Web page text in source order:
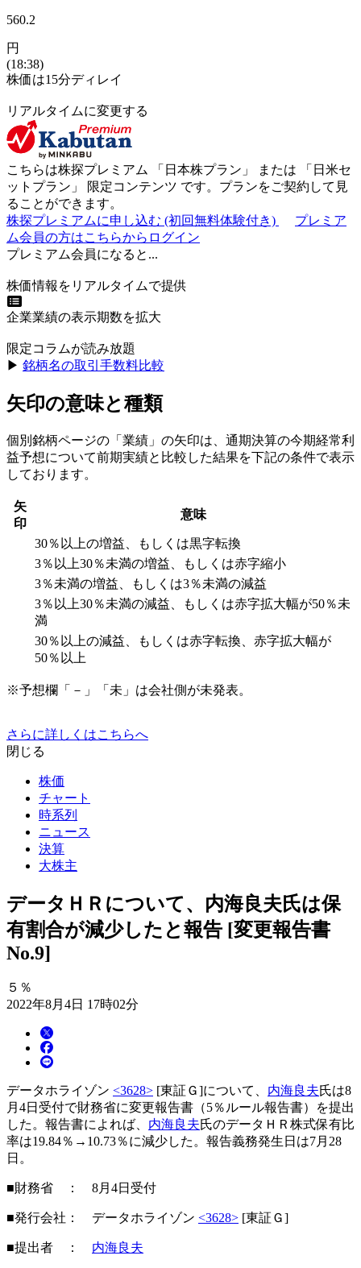
560.2
円
(18:38)
株価は15分ディレイ
リアルタイムに変更する
こちらは株探プレミアム 「 日本株プラン 」 または 「 日米セ
ットプラン 」 限定コンテンツ です。プランをご契約して見
ることができます。
株探プレミアムに申し込む (初回無料体験付き)
プレミア
ム会員の方はこちらからログイン
プレミアム会員になると...
株価情報をリアルタイムで提供
企業業績の表示期数を拡大
限定コラムが読み放題
▶︎ 銘柄名の取引手数料比較
矢印の意味と種類
個別銘柄ページの「業績」の矢印は、通期決算の今期経常利
益予想について前期実績と比較した結果を下記の条件で表示
しております。
矢
印
意味
30％以上の増益、もしくは黒字転換
3％以上30％未満の増益、もしくは赤字縮小
3％未満の増益、もしくは3％未満の減益
3％以上30％未満の減益、もしくは赤字拡大幅が50％未
満
30％以上の減益、もしくは赤字転換、赤字拡大幅が
50％以上
※予想欄「－」「未」は会社側が未発表。
さらに詳しくはこちらへ
閉じる
株価
チャート
時系列
ニュース
決算
大株主
データＨＲについて、内海良夫氏は保
有割合が減少したと報告 [変更報告書
No.9]
５％
2022年8月4日 17時02分
データホライゾン <3628> [東証Ｇ]について、 内海良夫氏は8
月4日受付で財務省に変更報告書（5％ルール報告書）を提出
した。報告書によれば、 内海良夫氏のデータＨＲ株式保有比
率は19.84％→10.73％に減少した。報告義務発生日は7月28
日。
■財務省 ： 8月4日受付
■発行会社： データホライゾン <3628> [東証Ｇ]
■提出者 ： 内海良夫